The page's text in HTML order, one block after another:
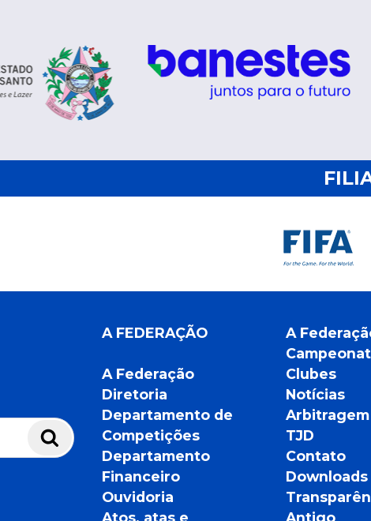
Pesquisar
A FEDERAÇÃO
A Federação
Diretoria
Departamento de
Competições
Departamento
Financeiro
Ouvidoria
Atos, atas e
A
Clubes
Notícias
Arbitragem
TJD
Contato
Downloads
Antigo